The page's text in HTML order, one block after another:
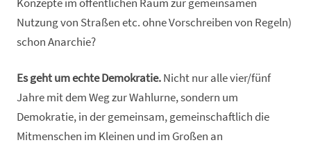
Konzepte im öffentlichen Raum zur gemeinsamen
Nutzung von Straßen etc. ohne Vorschreiben von Regeln)
schon Anarchie?
Es geht um echte Demokratie.Nicht nur alle vier/fünf
Jahre mit dem Weg zur Wahlurne, sondern um
Demokratie, in der gemeinsam, gemeinschaftlich die
Mitmenschen im Kleinen und im Großen an